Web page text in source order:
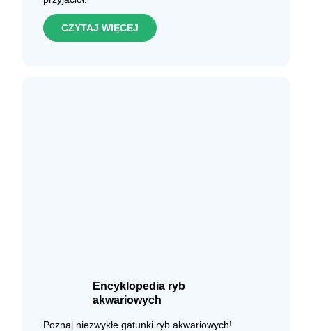
CZYTAJ WIĘCEJ
Encyklopedia ryb
akwariowych
Poznaj niezwykłe gatunki ryb akwariowych!